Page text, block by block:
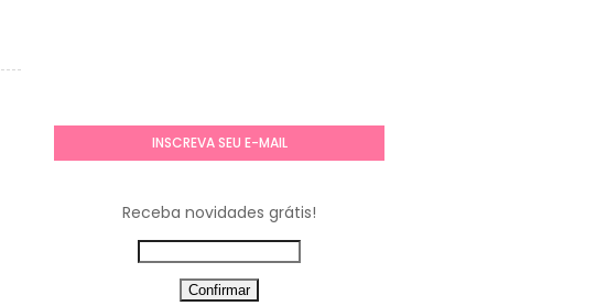
INSCREVA SEU E-MAIL
Receba novidades grátis!